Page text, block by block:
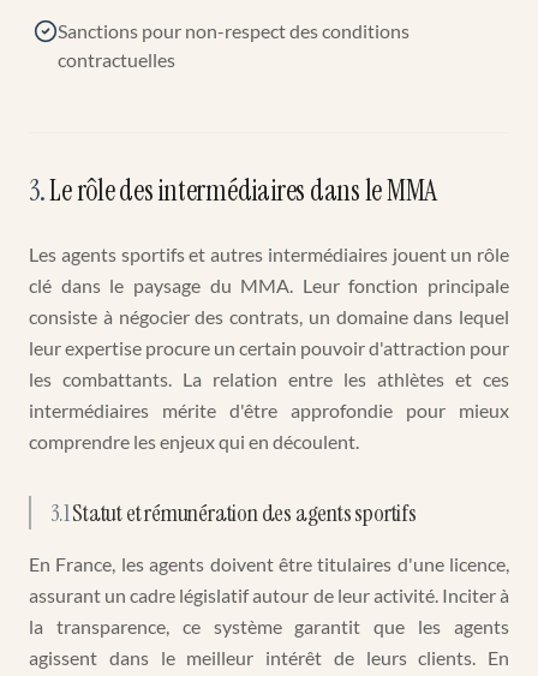
Sanctions pour non-respect des conditions
contractuelles
3.Le rôle des intermédiaires dans le MMA
Les agents sportifs et autres intermédiaires jouent un rôle
clé dans le paysage du MMA. Leur fonction principale
consiste à négocier des contrats, un domaine dans lequel
leur expertise procure un certain pouvoir d'attraction pour
les combattants. La relation entre les athlètes et ces
intermédiaires mérite d'être approfondie pour mieux
comprendre les enjeux qui en découlent.
3.1Statut et rémunération des agents sportifs
En France, les agents doivent être titulaires d'une licence,
assurant un cadre législatif autour de leur activité. Inciter à
la transparence, ce système garantit que les agents
agissent dans le meilleur intérêt de leurs clients. En